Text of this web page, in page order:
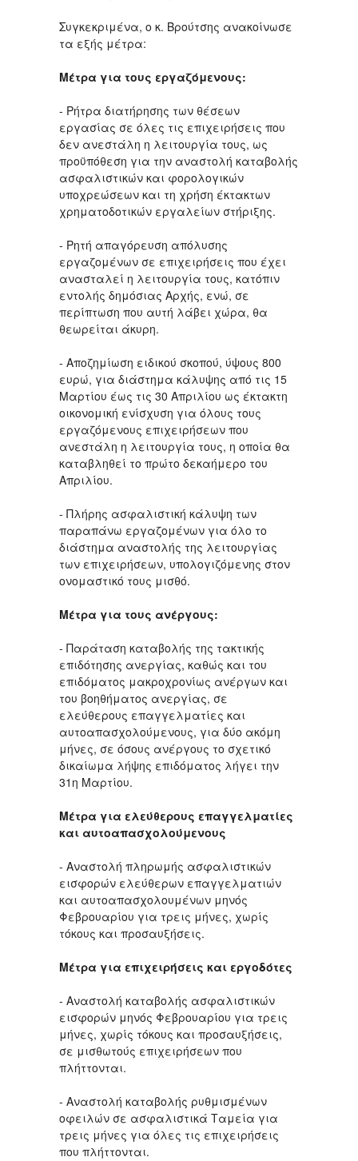
Συγκεκριμένα, ο κ. Βρούτσης ανακοίνωσε
τα εξής μέτρα:
Μέτρα για τους εργαζόμενους:
- Ρήτρα διατήρησης των θέσεων
εργασίας σε όλες τις επιχειρήσεις που
δεν ανεστάλη η λειτουργία τους, ως
προϋπόθεση για την αναστολή καταβολής
ασφαλιστικών και φορολογικών
υποχρεώσεων και τη χρήση έκτακτων
χρηματοδοτικών εργαλείων στήριξης.
- Ρητή απαγόρευση απόλυσης
εργαζομένων σε επιχειρήσεις που έχει
ανασταλεί η λειτουργία τους, κατόπιν
εντολής δημόσιας Αρχής, ενώ, σε
περίπτωση που αυτή λάβει χώρα, θα
θεωρείται άκυρη.
- Αποζημίωση ειδικού σκοπού, ύψους 800
ευρώ, για διάστημα κάλυψης από τις 15
Μαρτίου έως τις 30 Απριλίου ως έκτακτη
οικονομική ενίσχυση για όλους τους
εργαζόμενους επιχειρήσεων που
ανεστάλη η λειτουργία τους, η οποία θα
καταβληθεί το πρώτο δεκαήμερο του
Απριλίου.
- Πλήρης ασφαλιστική κάλυψη των
παραπάνω εργαζομένων για όλο το
διάστημα αναστολής της λειτουργίας
των επιχειρήσεων, υπολογιζόμενης στον
ονομαστικό τους μισθό.
Μέτρα για τους ανέργους:
- Παράταση καταβολής της τακτικής
επιδότησης ανεργίας, καθώς και του
επιδόματος μακροχρονίως ανέργων και
του βοηθήματος ανεργίας, σε
ελεύθερους επαγγελματίες και
αυτοαπασχολούμενους, για δύο ακόμη
μήνες, σε όσους ανέργους το σχετικό
δικαίωμα λήψης επιδόματος λήγει την
31η Μαρτίου.
Μέτρα για ελεύθερους επαγγελματίες
και αυτοαπασχολούμενους
- Αναστολή πληρωμής ασφαλιστικών
εισφορών ελεύθερων επαγγελματιών
και αυτοαπασχολουμένων μηνός
Φεβρουαρίου για τρεις μήνες, χωρίς
τόκους και προσαυξήσεις.
Μέτρα για επιχειρήσεις και εργοδότες
- Αναστολή καταβολής ασφαλιστικών
εισφορών μηνός Φεβρουαρίου για τρεις
μήνες, χωρίς τόκους και προσαυξήσεις,
σε μισθωτούς επιχειρήσεων που
πλήττονται.
- Αναστολή καταβολής ρυθμισμένων
οφειλών σε ασφαλιστικά Ταμεία για
τρεις μήνες για όλες τις επιχειρήσεις
που πλήττονται.